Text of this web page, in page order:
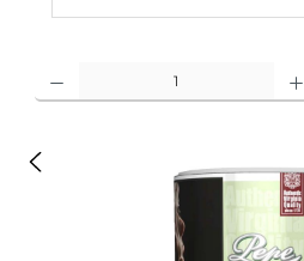
Produkt Anzahl: Gib den gewünschten